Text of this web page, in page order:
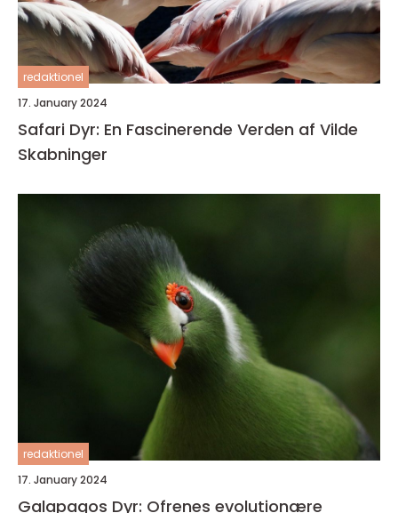
redaktionel
17. January 2024
Safari Dyr: En Fascinerende Verden af Vilde
Skabninger
redaktionel
17. January 2024
Galapagos Dyr: Ofrenes evolutionære